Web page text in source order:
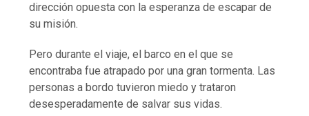
dirección opuesta con la esperanza de escapar de
su misión.
Pero durante el viaje, el barco en el que se
encontraba fue atrapado por una gran tormenta. Las
personas a bordo tuvieron miedo y trataron
desesperadamente de salvar sus vidas.